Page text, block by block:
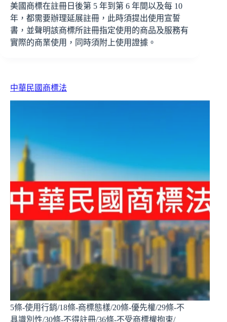
美國商標在註冊日後第 5 年到第 6 年間以及每 10
年，都需要辦理延展註冊，此時須提出使用宣誓
書，並聲明該商標所註冊指定使用的商品及服務有
實際的商業使用，同時須附上使用證據。
中華民國商標法
5條-使用行銷/18條-商標態樣/20條-優先權/29條-不
具識別性/30條-不得註冊/36條-不受商標權拘束/